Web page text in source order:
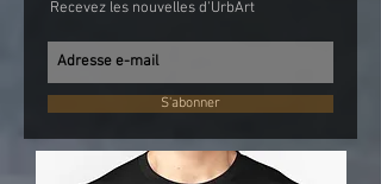
Recevez les nouvelles d'UrbArt
S'abonner